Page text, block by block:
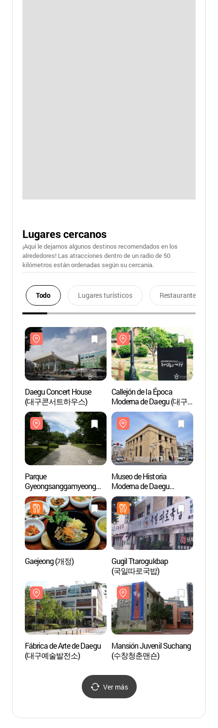
Lugares cercanos
¡Aquí le dejamos algunos destinos recomendados en los
alrededores! Las atracciones dentro de un radio de 50
kilómetros están ordenadas según su cercanía.
Todo Lugares turísticos Restaurantes
Daegu Concert House
(대구콘서트하우스)
Callejón de la Época
Moderna de Daegu (대구
근대골목)
Parque
Gyeongsanggamyeong
(경상감영공원)
Museo de Historia
Moderna de Daegu
(대구근대역사관)
Gaejeong (개정)
Gugil Ttarogukbap
(국일따로국밥)
Fábrica de Arte de Daegu
(대구예술발전소)
Mansión Juvenil Suchang
(수창청춘맨숀)
Ver más